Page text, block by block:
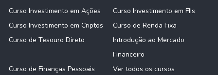
Curso Investimento em Ações
Curso Investimento em FIIs
Curso Investimento em Criptos
Curso de Renda Fixa
Curso de Tesouro Direto
Introdução ao Mercado
Financeiro
Curso de Finanças Pessoais
Ver todos os cursos